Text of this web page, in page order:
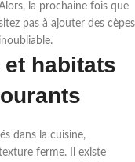
la prochaine fois que
pas à ajouter des cèpes
habitats
dans la cuisine,
ferme. Il existe